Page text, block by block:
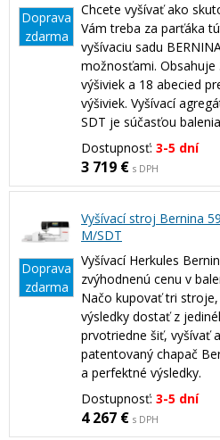
Doprava
zdarma
Chcete vyšívať ako
Vám treba za parťáka
vyšívaciu sadu
možnosťami. Obsahuje
výšiviek a 18 abecied
výšiviek. Vyšívací
SDT je súčasťou
Dostupnosť: 3-5 dní
3 719 € s DPH
Doprava
zdarma
Vyšívací stroj Bernina
M/SDT
Vyšívací Herkules
zvýhodnenú cenu v
Načo kupovať tri
výsledky dostať z
prvotriedne šiť, vyšívať
patentovaný chapač
a perfektné výsledky.
Dostupnosť: 3-5 dní
4 267 € s DPH